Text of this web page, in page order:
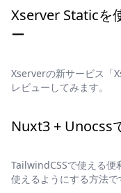
Xserver Staticを
ー
Xserverの新サービス「
レビューしてみます。
Nuxt3 + Unocss
TailwindCSSで使える
使えるようにする方法で